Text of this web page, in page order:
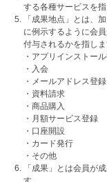
する各種サービスを指
「成果地点」とは、
に例示するように会
付与されるかを指しま
・アプリインストー
・入会
・メールアドレス登録
・資料請求
・商品購入
・月額サービス登録
・口座開設
・カード発行
・その他
「成果」とは会員が